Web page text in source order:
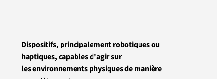
Dispositifs, principalement robotiques ou
haptiques, capables d'agir sur
les environnements physiques de manière